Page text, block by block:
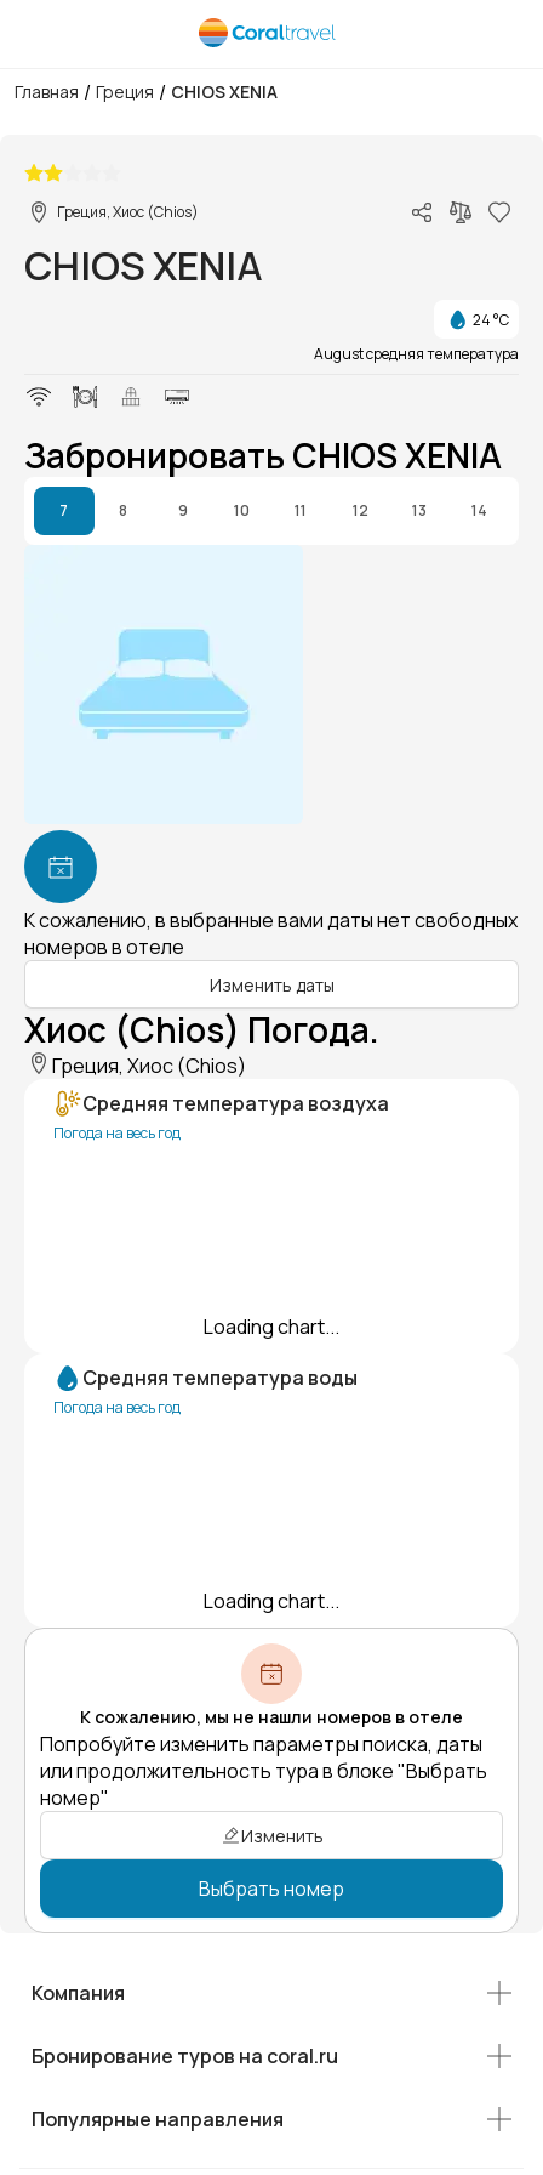
Главная / Греция / CHIOS XENIA
Греция, Хиос (Chios)
CHIOS XENIA
24 °C
August средняя температура
Забронировать CHIOS XENIA
7 8 9 10 11 12 13 14
К сожалению, в выбранные вами даты нет свободных
номеров в отеле
Изменить даты
Хиос (Chios) Погода.
Греция, Хиос (Chios)
Средняя температура воздуха
Погода на весь год
Loading chart...
Средняя температура воды
Погода на весь год
Loading chart...
К сожалению, мы не нашли номеров в отеле
Попробуйте изменить параметры поиска, даты
или продолжительность тура в блоке "Выбрать
номер"
Изменить
Выбрать номер
Компания
Бронирование туров на coral.ru
Популярные направления